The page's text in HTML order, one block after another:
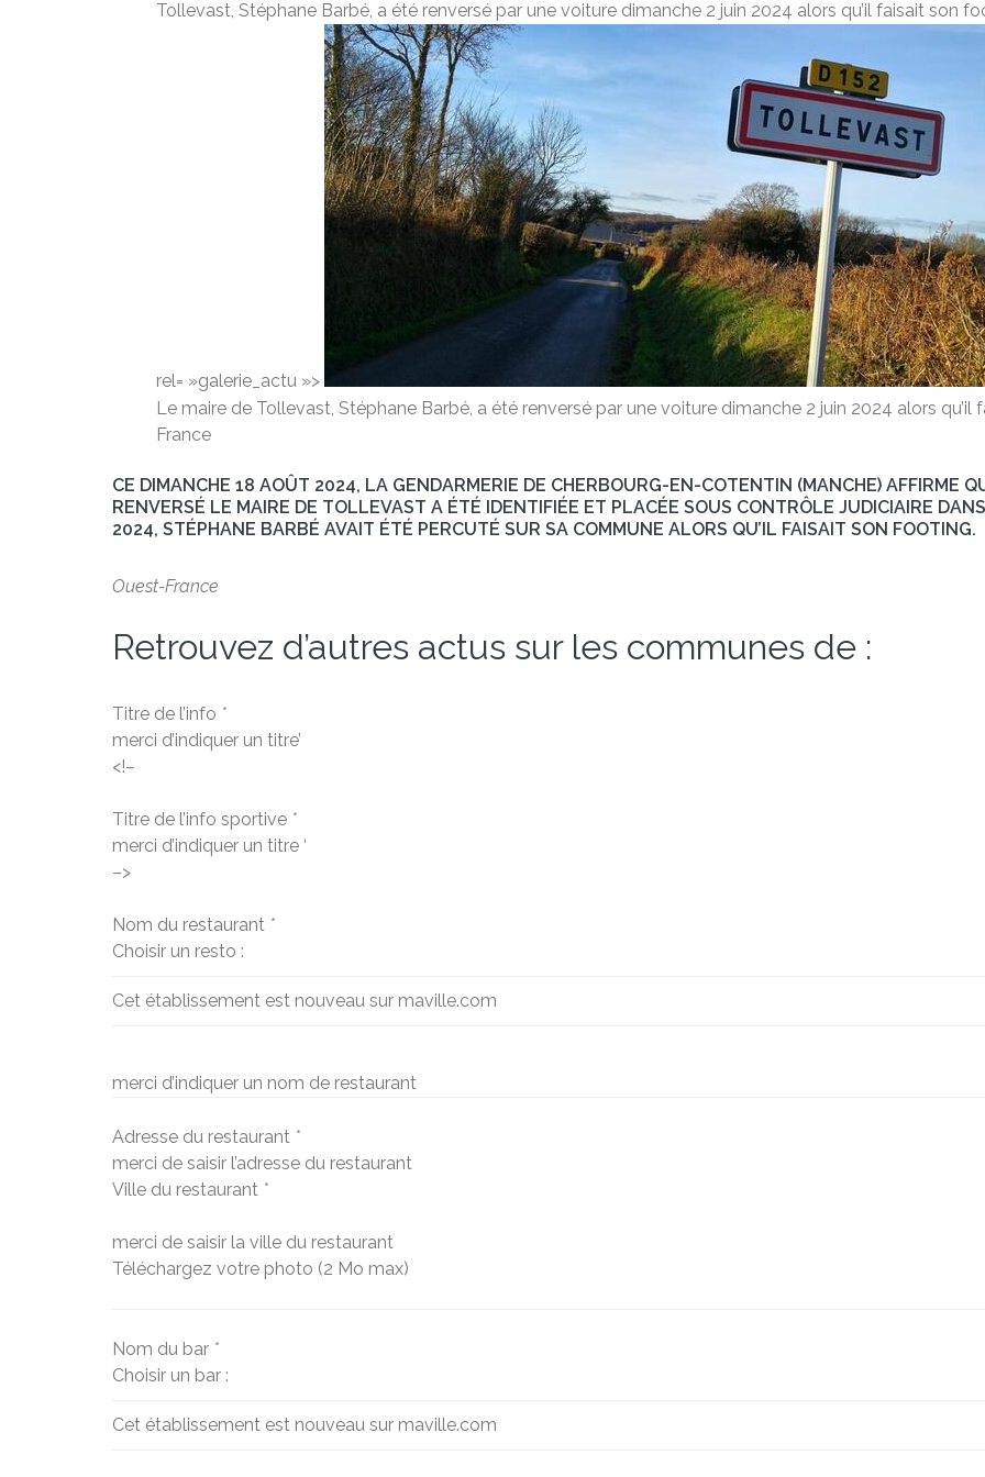
Tollevast, Stéphane Barbé, a été renversé par une voiture dimanche 2 juin 2024 alors qu’il faisait son
rel= »galerie_actu »>
Le maire de Tollevast, Stéphane Barbé, a été renversé par une voiture dimanche 2 juin 2024 alors
France
CE DIMANCHE 18 AOÛT 2024, LA GENDARMERIE DE CHERBOURG-EN-COTENTIN (MANCHE) AFFIRME
RENVERSÉ LE MAIRE DE TOLLEVAST A ÉTÉ IDENTIFIÉE ET PLACÉE SOUS CONTRÔLE JUDICIAIRE
2024, STÉPHANE BARBÉ AVAIT ÉTÉ PERCUTÉ SUR SA COMMUNE ALORS QU’IL FAISAIT SON FOOTING.
Ouest-France
Retrouvez d’autres actus sur les communes de :
Titre de l’info *
merci d’indiquer un titre’
<!–
Titre de l’info sportive *
merci d’indiquer un titre ‘
–>
Nom du restaurant *
Choisir un resto :
Cet établissement est nouveau sur maville.com
merci d’indiquer un nom de restaurant
Adresse du restaurant *
merci de saisir l’adresse du restaurant
Ville du restaurant *
merci de saisir la ville du restaurant
Téléchargez votre photo (2 Mo max)
Nom du bar *
Choisir un bar :
Cet établissement est nouveau sur maville.com